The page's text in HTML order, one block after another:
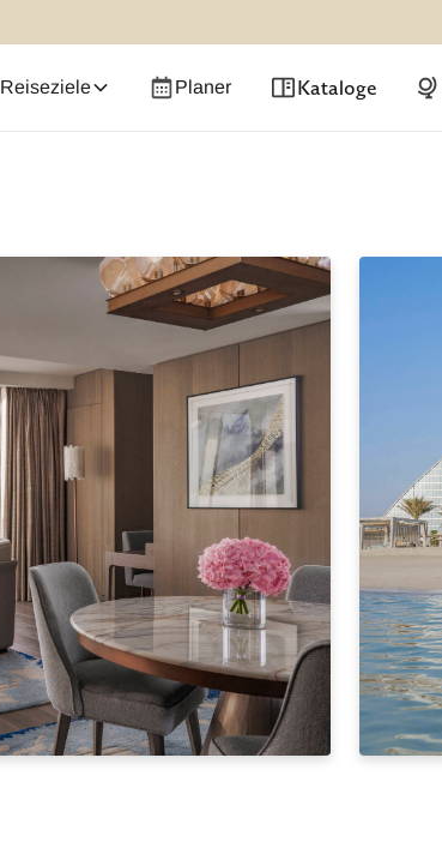
Reiseziele Planer Kataloge